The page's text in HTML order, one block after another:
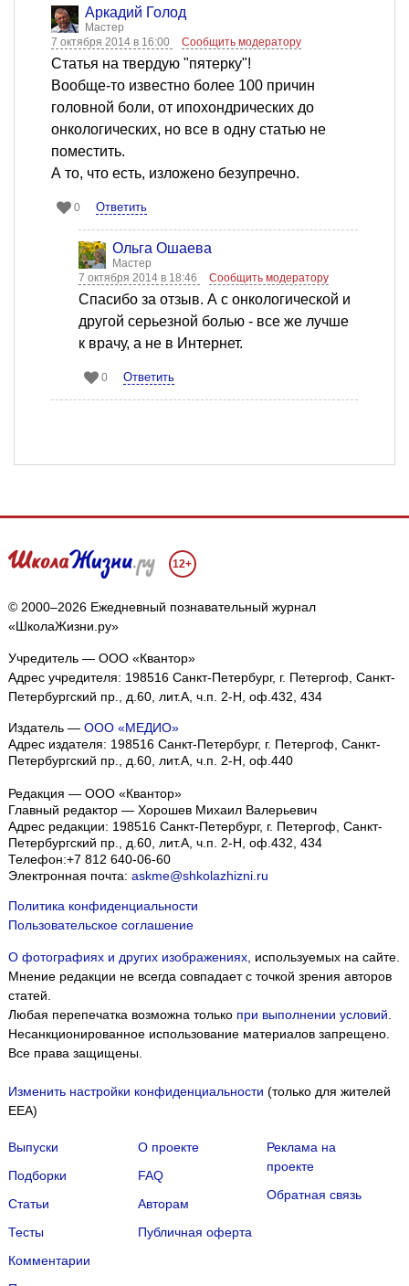
Аркадий Голод
Мастер
7 октября 2014 в 16:00
Сообщить модератору
Статья на твердую "пятерку"!
Вообще-то известно более 100 причин
головной боли, от ипохондрических до
онкологических, но все в одну статью не
поместить.
А то, что есть, изложено безупречно.
0 Ответить
Ольга Ошаева
Мастер
7 октября 2014 в 18:46
Сообщить модератору
Спасибо за отзыв. А с онкологической и
другой серьезной болью - все же лучше
к врачу, а не в Интернет.
0 Ответить
12+
© 2000–2026 Ежедневный познавательный журнал
«ШколаЖизни.ру»
Учредитель — ООО «Квантор»
Адрес учредителя: 198516 Санкт-Петербург, г. Петергоф, Санкт-
Петербургский пр., д.60, лит.А, ч.п. 2-Н, оф.432, 434
Издатель — ООО «МЕДИО»
Адрес издателя: 198516 Санкт-Петербург, г. Петергоф, Санкт-
Петербургский пр., д.60, лит.А, ч.п. 2-Н, оф.440
Редакция — ООО «Квантор»
Главный редактор — Хорошев Михаил Валерьевич
Адрес редакции: 198516 Санкт-Петербург, г. Петергоф Санкт-
Петербургский пр., д.60, лит.А, ч.п. 2-Н, оф.432, 434
Телефон:+7 812 640-06-60
Электронная почта: askme@shkolazhizni.ru
Политика конфиденциальности
Пользовательское соглашение
О фотографиях и других изображениях, используемых на сайте.
Мнение редакции не всегда совпадает с точкой зрения авторов
статей.
Любая перепечатка возможна только при выполнении условий
Несанкционированное использование материалов запрещено.
Все права защищены.
Изменить настройки конфиденциальности (только для жителей
EEA)
Выпуски
Подборки
Статьи
Тесты
Комментарии
О проекте
FAQ
Авторам
Публичная оферта
Реклама на
проекте
Обратная связь